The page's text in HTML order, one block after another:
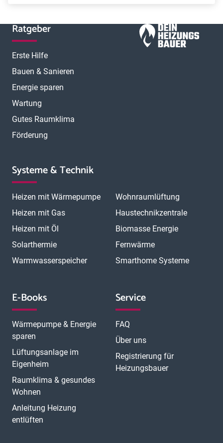
Ratgeber
Erste Hilfe
Bauen & Sanieren
Energie sparen
Wartung
Gutes Raumklima
Förderung
Systeme & Technik
Heizen mit Wärmepumpe
Heizen mit Gas
Heizen mit Öl
Solarthermie
Warmwasserspeicher
Wohnraumlüftung
Haustechnikzentrale
Biomasse Energie
Fernwärme
Smarthome Systeme
E-Books
Wärmepumpe & Energie
sparen
Lüftungsanlage im
Eigenheim
Raumklima & gesundes
Wohnen
Anleitung Heizung
entlüften
Service
FAQ
Über uns
Registrierung für
Heizungsbauer